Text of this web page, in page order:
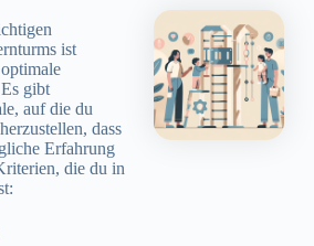
ist
gibt
auf die du
dass
Erfahrung
die du in